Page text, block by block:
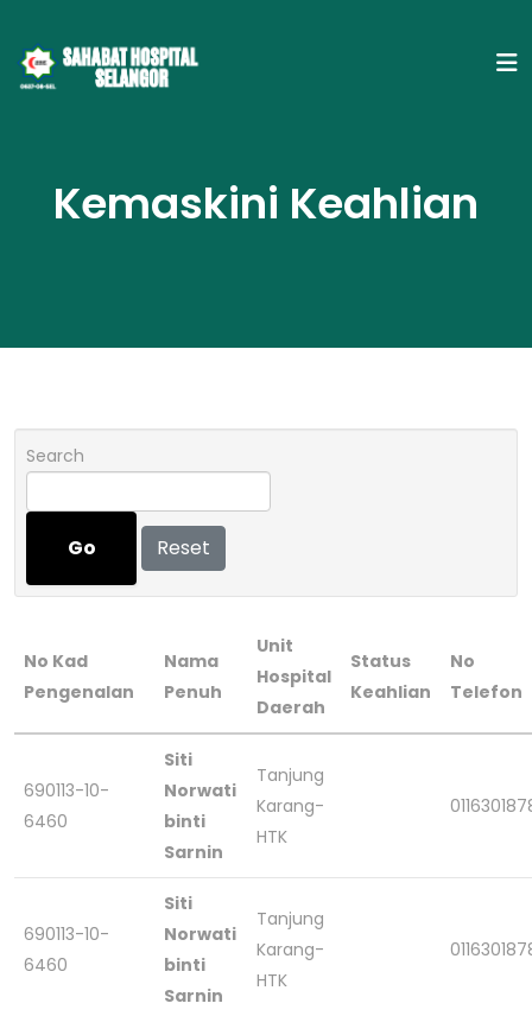
Kemaskini Keahlian
Search
Go Reset
No Kad
Pengenalan
Nama
Penuh
Unit
Hospital
Daerah
Status
Keahlian
No
Telefon
690113-10-
6460
Siti
Norwati
binti
Sarnin
Tanjung
Karang-
HTK
690113-10-
6460
Siti
Norwati
binti
Sarnin
Tanjung
Karang-
HTK